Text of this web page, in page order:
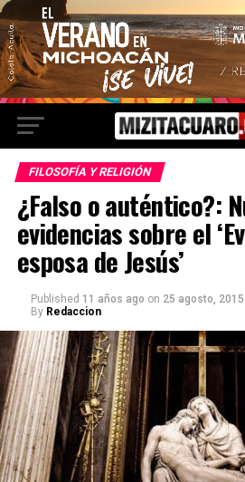
FILOSOFÍA Y RELIGIÓN
¿Falso o auténtico?:
evidencias sobre el
esposa de Jesús’
Published 11 años ago on 25 agosto, 2015
By Redaccion